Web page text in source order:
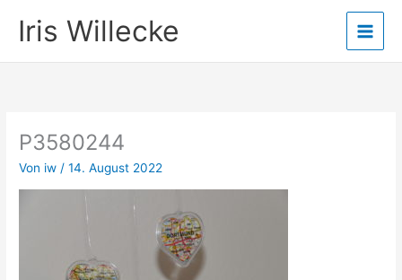
InhaltIris Willecke
P3580244
Von iw /14. August 2022